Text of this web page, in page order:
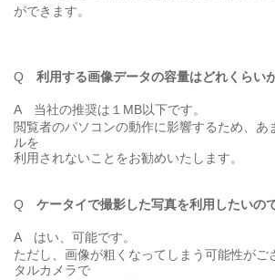
ができます。
Q 利用する画像データの容量はどれくらい
A 当社の推奨は１MB以下です。
閲覧者のパソコンの動作に影響するため、あ
ルを
利用されないことをお勧めいたします。
Q ケータイで撮影した写真を利用したいの
A はい、可能です。
ただし、画像が粗くなってしまう可能性がご
タルカメラで